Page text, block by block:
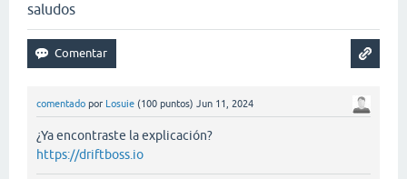
saludos
comentado por Losuie (100 puntos) Jun 11, 2024
¿Ya encontraste la explicación?
https://driftboss.io